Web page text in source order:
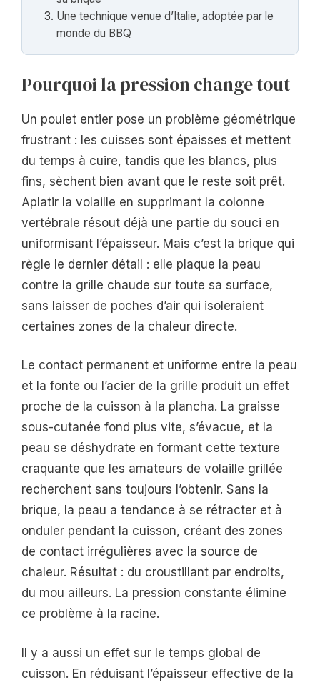
Une technique venue d’Italie, adoptée par le
monde du BBQ
Pourquoi la pression change tout
Un poulet entier pose un problème géométrique
frustrant : les cuisses sont épaisses et mettent
du temps à cuire, tandis que les blancs, plus
fins, sèchent bien avant que le reste soit prêt.
Aplatir la volaille en supprimant la colonne
vertébrale résout déjà une partie du souci en
uniformisant l’épaisseur. Mais c’est la brique qui
règle le dernier détail : elle plaque la peau
contre la grille chaude sur toute sa surface,
sans laisser de poches d’air qui isoleraient
certaines zones de la chaleur directe.
Le contact permanent et uniforme entre la peau
et la fonte ou l’acier de la grille produit un effet
proche de la cuisson à la plancha. La graisse
sous-cutanée fond plus vite, s’évacue, et la
peau se déshydrate en formant cette texture
craquante que les amateurs de volaille grillée
recherchent sans toujours l’obtenir. Sans la
brique, la peau a tendance à se rétracter et à
onduler pendant la cuisson, créant des zones
de contact irrégulières avec la source de
chaleur. Résultat : du croustillant par endroits,
du mou ailleurs. La pression constante élimine
ce problème à la racine.
Il y a aussi un effet sur le temps global de
cuisson. En réduisant l’épaisseur effective de la